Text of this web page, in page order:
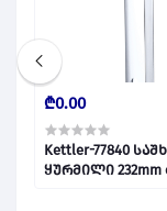
₾0.00
Kettler-77840
ყურმილი 232mm